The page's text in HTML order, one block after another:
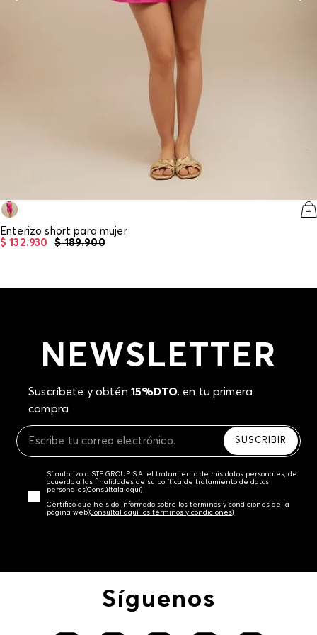
Enterizo short para mujer
$ 189.900
$ 132.930
NEWSLETTER
Suscríbete y obtén 15%DTO. en tu primera
compra
SUSCRIBIR
Sí autorizo a STF GROUP S.A. el tratamiento de mis datos personales, de
acuerdo a las finalidades de su política de tratamiento de datos
personales‎(Consúltala aquí)
Certifico que he sido informado sobre los términos y condiciones de la
página web‎(Consúltal aquí los términos y condiciones)
Síguenos